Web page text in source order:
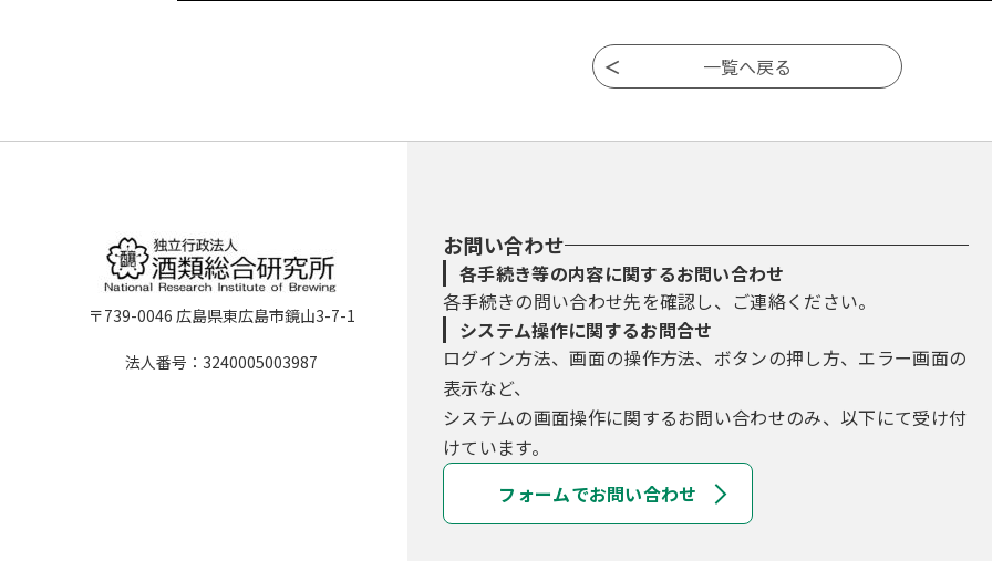
〒739-0046 広島県東広島市鏡山3-7-1
法人番号：3240005003987
お問い合わせ
各手続き等の内容に関するお問い合わせ
各手続きの問い合わせ先を確認し、ご連絡ください。
システム操作に関するお問合せ
ログイン方法、画面の操作方法、ボタンの押し方、エラー画面の
表示など、
システムの画面操作に関するお問い合わせのみ、以下にて受け付
けています。
フォームでお問い合わせ